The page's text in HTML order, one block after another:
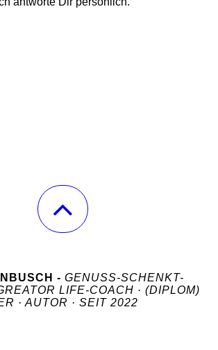
- GENUSS-SCHENKT-
LIFE-COACH · (DIPLOM)
· AUTOR · SEIT 2022